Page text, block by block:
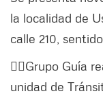
la localidad de
calle 210,
👮‍♂️Grupo Guía
unidad de